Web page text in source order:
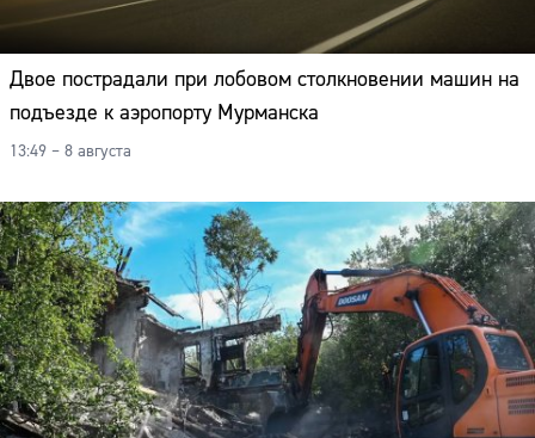
Двое пострадали при лобовом столкновении машин на
подъезде к аэропорту Мурманска
13:49 – 8 августа